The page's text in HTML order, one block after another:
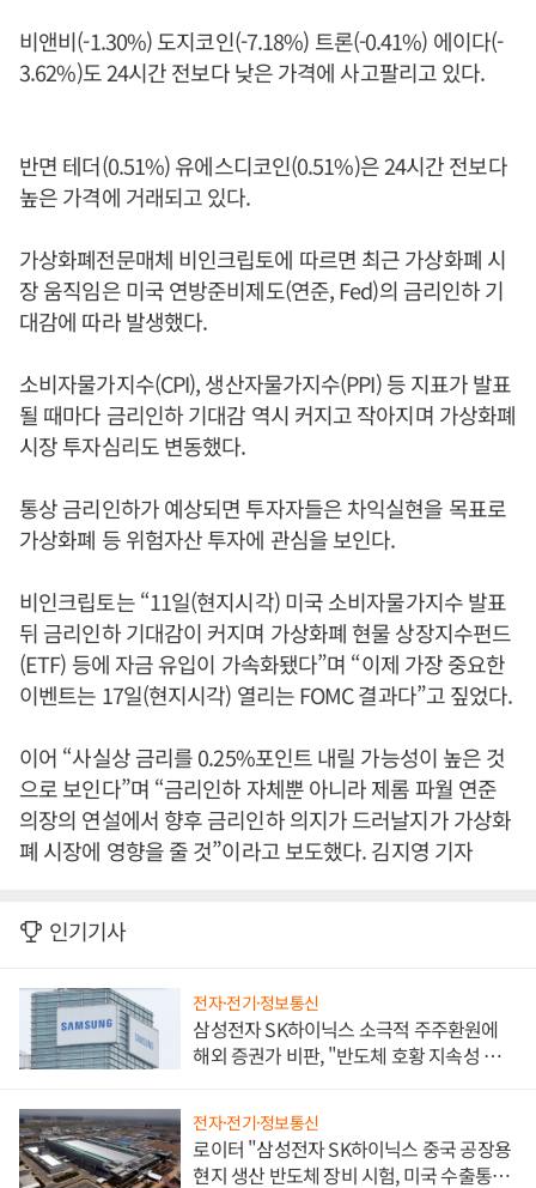
비앤비(-1.30%) 도지코인(-7.18%) 트론(-0.41%) 에이다(-
3.62%)도 24시간 전보다 낮은 가격에 사고팔리고 있다.
반면 테더(0.51%) 유에스디코인(0.51%)은 24시간 전보다
높은 가격에 거래되고 있다.
가상화폐전문매체 비인크립토에 따르면 최근 가상화폐 시
장 움직임은 미국 연방준비제도(연준, Fed)의 금리인하 기
대감에 따라 발생했다.
소비자물가지수(CPI), 생산자물가지수(PPI) 등 지표가 발표
될 때마다 금리인하 기대감 역시 커지고 작아지며 가상화폐
시장 투자심리도 변동했다.
통상 금리인하가 예상되면 투자자들은 차익실현을 목표로
가상화폐 등 위험자산 투자에 관심을 보인다.
비인크립토는 “11일(현지시각) 미국 소비자물가지수 발표
뒤 금리인하 기대감이 커지며 가상화폐 현물 상장지수펀드
(ETF) 등에 자금 유입이 가속화됐다”며 “이제 가장 중요한
이벤트는 17일(현지시각) 열리는 FOMC 결과다”고 짚었다.
이어 “사실상 금리를 0.25%포인트 내릴 가능성이 높은 것
으로 보인다”며 “금리인하 자체뿐 아니라 제롬 파월 연준
의장의 연설에서 향후 금리인하 의지가 드러날지가 가상화
폐 시장에 영향을 줄 것”이라고 보도했다. 김지영 기자
인기기사
전자·전기·정보통신
삼성전자 SK하이닉스 소극적 주주환원에
해외 증권가 비판, "반도체 호황 지속성 의
전자·전기·정보통신
로이터 "삼성전자 SK하이닉스 중국 공장용
현지 생산 반도체 장비 시험, 미국 수출통제